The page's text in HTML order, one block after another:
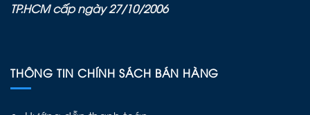
TP.HCM cấp ngày 27/10/2006
THÔNG TIN CHÍNH SÁCH BÁN HÀNG